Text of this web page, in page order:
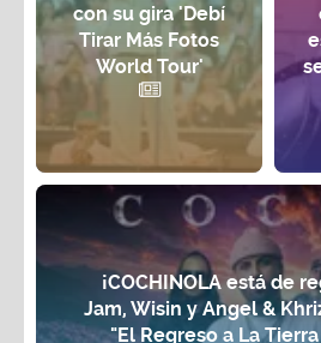
con su gira 'Debí
Tirar Más Fotos
World Tour'
¡COCHINOLA está de
Jam, Wisin y Angel &
"El Regreso a La